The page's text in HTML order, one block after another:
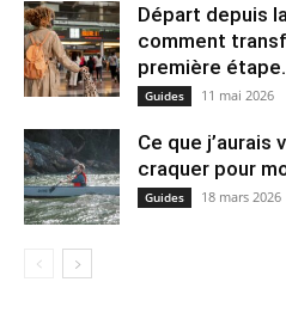
Départ depuis
comment
pre⁠mière
Guides 11 mai 2026
Ce que j’aurais
craquer pour
Guides 18 mars 2026